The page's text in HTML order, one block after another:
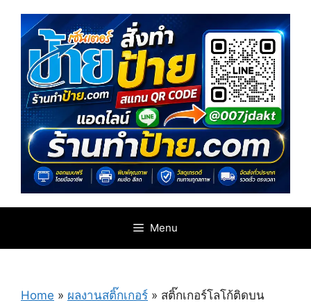
content
Menu
Home » ผลงานสติ๊กเกอร์ » สติ๊กเกอร์โลโก้ติดบน